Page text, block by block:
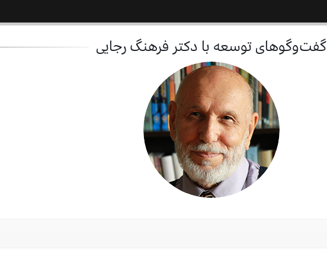
گفت‌وگوهای توسعه با دکتر فرهنگ رجایی